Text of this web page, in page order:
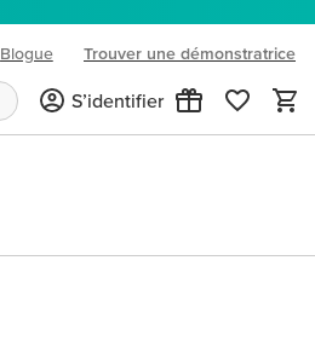
Blogue
(opens in new tab)
Trouver une démonstratrice
S’identifier